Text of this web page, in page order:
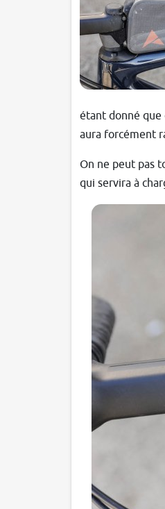
étant donné que
aura forcément
On ne peut pas
qui servira à